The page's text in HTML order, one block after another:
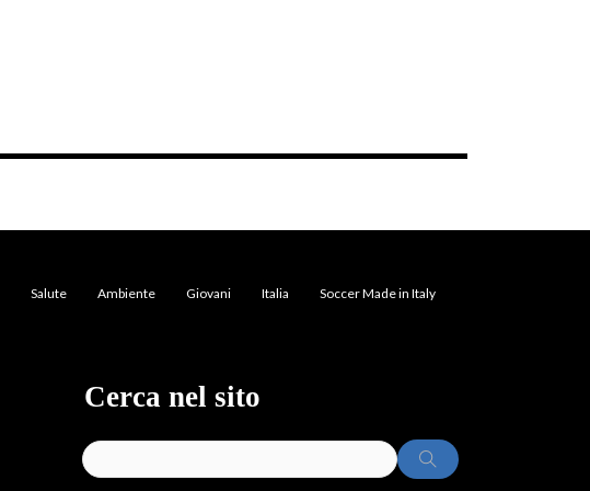
Salute Ambiente Giovani Italia Soccer Made in Italy
Cerca nel sito